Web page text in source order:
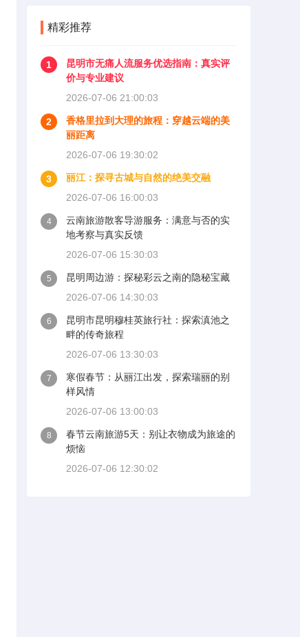
精彩推荐
1
昆明市无痛人流服务优选指南：真实评
价与专业建议
2026-07-06 21:00:03
2
香格里拉到大理的旅程：穿越云端的美
丽距离
2026-07-06 19:30:02
3
丽江：探寻古城与自然的绝美交融
2026-07-06 16:00:03
4
云南旅游散客导游服务：满意与否的实
地考察与真实反馈
2026-07-06 15:30:03
5
昆明周边游：探秘彩云之南的隐秘宝藏
2026-07-06 14:30:03
6
昆明市昆明穆桂英旅行社：探索滇池之
畔的传奇旅程
2026-07-06 13:30:03
7
寒假春节：从丽江出发，探索瑞丽的别
样风情
2026-07-06 13:00:03
8
春节云南旅游5天：别让衣物成为旅途的
烦恼
2026-07-06 12:30:02